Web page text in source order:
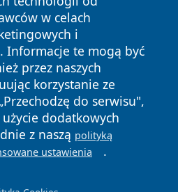
w celach
i
Informacje te mogą być
przez naszych
korzystanie ze
do serwisu",
dodatkowych
z naszą polityką
ustawienia .
Wszystkie prawa
Polityka
Cookies